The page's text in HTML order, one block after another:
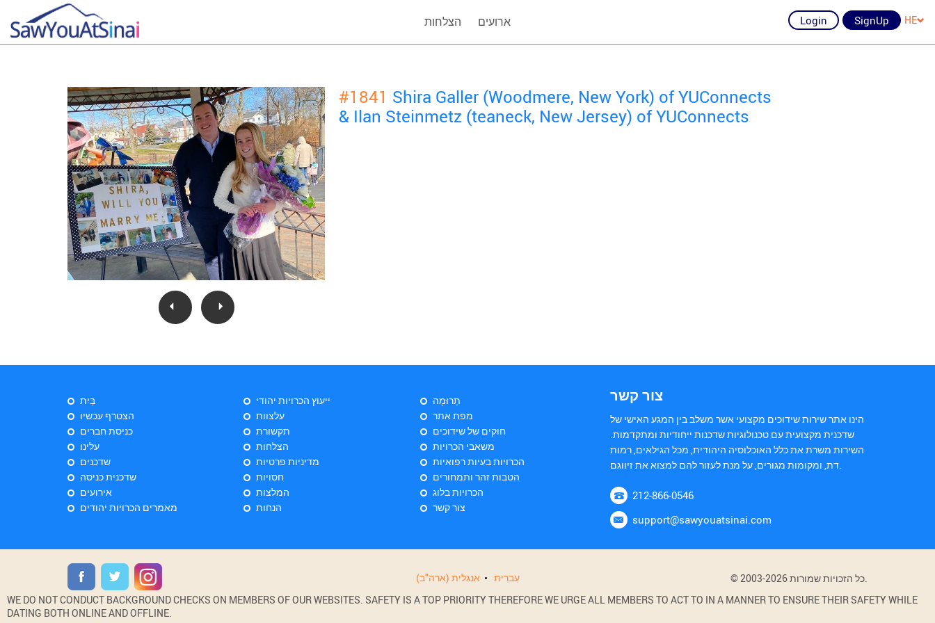
הצלחות ארועים Login SignUp HE
#1841 Shira Galler (Woodmere, New York) of YUConnects
& Ilan Steinmetz (teaneck, New Jersey) of YUConnects
בַּיִת
הצטרף עכשיו
כניסת חברים
עלינו
שדכנים
שדכנית כניסה
אירועים
מאמרים הכרויות יהודים
ייעוץ הכרויות יהודי
עלצוות
תקשורת
הצלחות
מדיניות פרטיות
חסויות
המלצות
הנחות
תְרוּמָה
מפת אתר
חוקים של שידוכים
משאבי הכרויות
הכרויות בעיות רפואיות
הטבות זהר ותמחורים
הכרויות בלוג
צור קשר
צור קשר
הינו אתר שירות שידוכים מקצועי אשר משלב בין המגע האישי של
שדכנית מקצועית עם טכנולוגיות שדכנות ייחודיות ומתקדמות.
השירות משרת את כלל האוכלוסיה היהודית, מכל הגילאים, רמות
212-866-0546
support@sawyouatsinai.com
אנגלית (ארה"ב) עִברִית
WE DO NOT CONDUCT BACKGROUND CHECKS ON MEMBERS OF OUR WEBSITES. SAFETY IS A TOP PRIORITY THEREFORE WE URGE ALL MEMBERS TO ACT TO IN A MANNER TO ENSURE THEIR SAFETY WHILE
DATING BOTH ONLINE AND OFFLINE.